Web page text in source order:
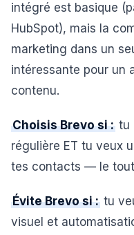
intégré est basique
HubSpot), mais la
marketing dans un
intéressante pour un
contenu.
Choisis Brevo si : tu
régulière ET tu veux
tes contacts — le
Évite Brevo si : tu
visuel et